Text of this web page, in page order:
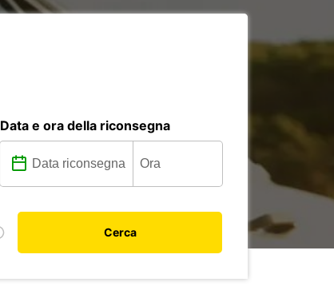
Data e ora della riconsegna
Cerca